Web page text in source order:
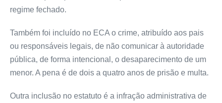
regime fechado.
Também foi incluído no ECA o crime, atribuído aos pais
ou responsáveis legais, de não comunicar à autoridade
pública, de forma intencional, o desaparecimento de um
menor. A pena é de dois a quatro anos de prisão e multa.
Outra inclusão no estatuto é a infração administrativa de